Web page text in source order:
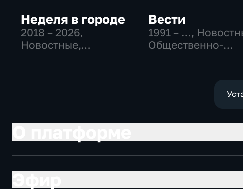
Неделя в городе
2018 – 2026,
Новостные,
Вести
1991 – …,
Общественно-